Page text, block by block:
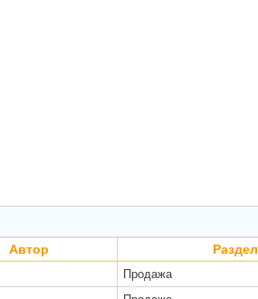
Автор Раздел
Продажа